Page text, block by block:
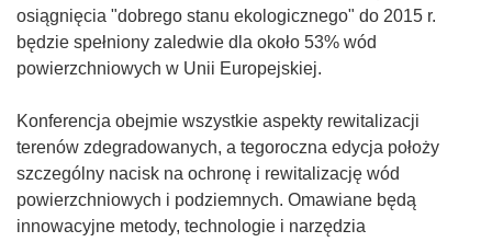
osiągnięcia "dobrego stanu ekologicznego" do 2015 r.
będzie spełniony zaledwie dla około 53% wód
powierzchniowych w Unii Europejskiej.
Konferencja obejmie wszystkie aspekty rewitalizacji
terenów zdegradowanych, a tegoroczna edycja położy
szczególny nacisk na ochronę i rewitalizację wód
powierzchniowych i podziemnych. Omawiane będą
innowacyjne metody, technologie i narzędzia